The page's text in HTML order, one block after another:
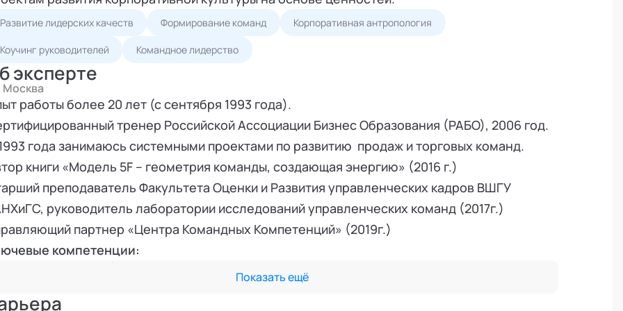
Развитие лидерских качеств Формирование команд Корпоративная антропология
Коучинг руководителей Командное лидерство
эксперте
Москва
работы более 20 лет (с сентября 1993 года).
тренер Российской Ассоциации Бизнес Образования (РАБО), 2006 год.
года занимаюсь системными проектами по развитию продаж и торговых команд.
книги «Модель 5F – геометрия команды, создающая энергию» (2016 г.)
преподаватель Факультета Оценки и Развития управленческих кадров ВШГУ
руководитель лаборатории исследований управленческих команд (2017г.)
партнер «Центра Командных Компетенций» (2019г.)
компетенции:
оценка потенциала, актуального состояния и развитие управленческих команд.
Показать ещё